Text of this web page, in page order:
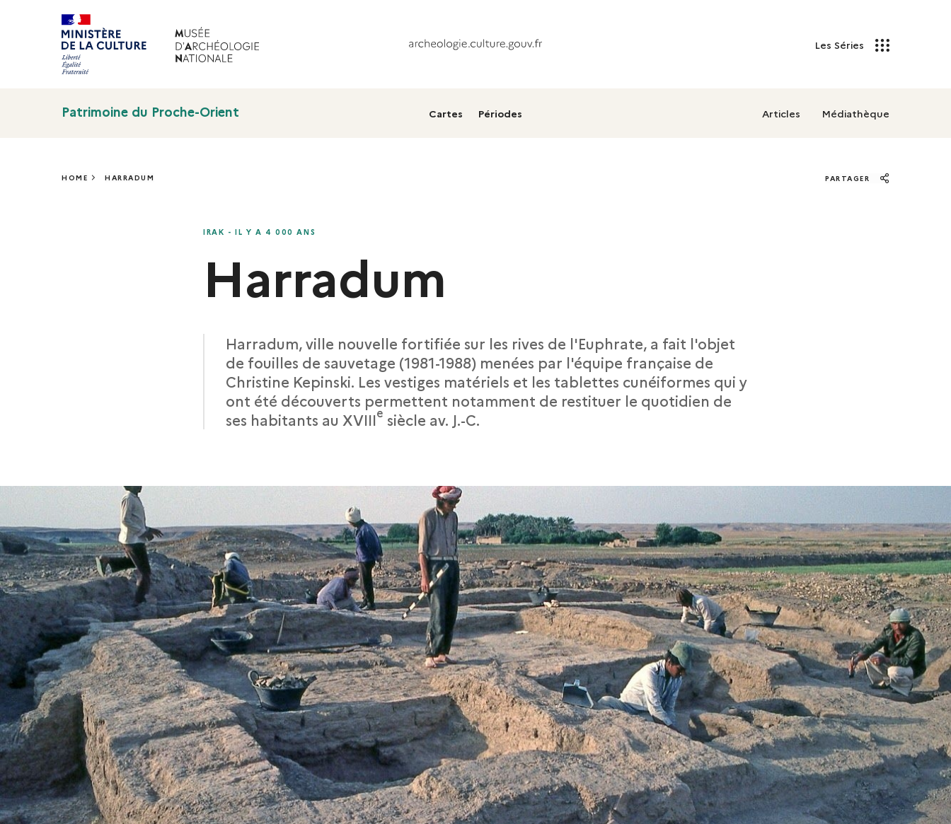
Les Séries
Patrimoine du Proche-Orient Cartes Périodes Articles Médiathèque
IRAK - IL Y A 4 000 ANS
Harradum
Harradum, ville nouvelle fortifiée sur les rives de l'Euphrate, a fait l'objet
de fouilles de sauvetage (1981-1988) menées par l'équipe française de
Christine Kepinski. Les vestiges matériels et les tablettes cunéiformes qui y
ont été découverts permettent notamment de restituer le quotidien de
ses habitants au XVIIIe siècle av. J.-C.
HOME HARRADUM PARTAGER